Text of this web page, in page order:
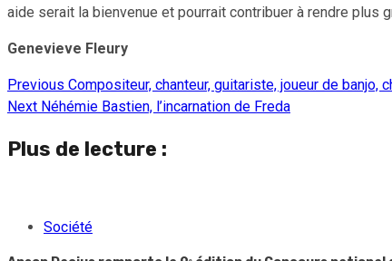
aide serait la bienvenue et pourrait contribuer à rendre plus
Genevieve Fleury
Continue
Previous Compositeur, chanteur, guitariste, joueur de
Next Néhémie Bastien, l’incarnation de Freda
Plus de lecture :
Société